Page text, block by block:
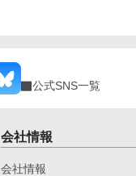
公式SNS一覧
会社情報
会社情報